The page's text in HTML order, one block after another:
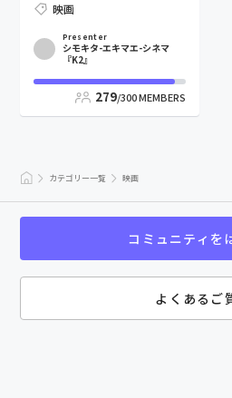
映画
Presenter
シモキタ-エキマエ-シネマ
『K2』
279/300MEMBERS
カテゴリー一覧 映画
コミュニティを
よくあるご